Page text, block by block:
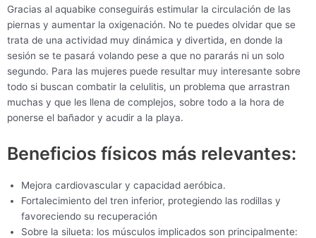
Gracias al aquabike conseguirás estimular la circulación de las
piernas y aumentar la oxigenación. No te puedes olvidar que se
trata de una actividad muy dinámica y divertida, en donde la
sesión se te pasará volando pese a que no pararás ni un solo
segundo. Para las mujeres puede resultar muy interesante sobre
todo si buscan combatir la celulitis, un problema que arrastran
muchas y que les llena de complejos, sobre todo a la hora de
ponerse el bañador y acudir a la playa.
Beneficios físicos más relevantes:
Mejora cardiovascular y capacidad aeróbica.
Fortalecimiento del tren inferior, protegiendo las rodillas y
favoreciendo su recuperación
Sobre la silueta: los músculos implicados son principalmente: